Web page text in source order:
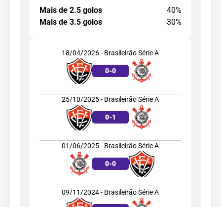
Mais de 2.5 golos
40%
Mais de 3.5 golos
30%
18/04/2026 - Brasileirão Série A
0-0
25/10/2025 - Brasileirão Série A
0-1
01/06/2025 - Brasileirão Série A
0-0
09/11/2024 - Brasileirão Série A